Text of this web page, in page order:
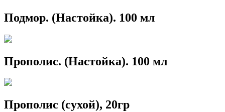
Подмор. (Настойка). 100 мл
Прополис. (Настойка). 100 мл
Прополис (сухой), 20гр